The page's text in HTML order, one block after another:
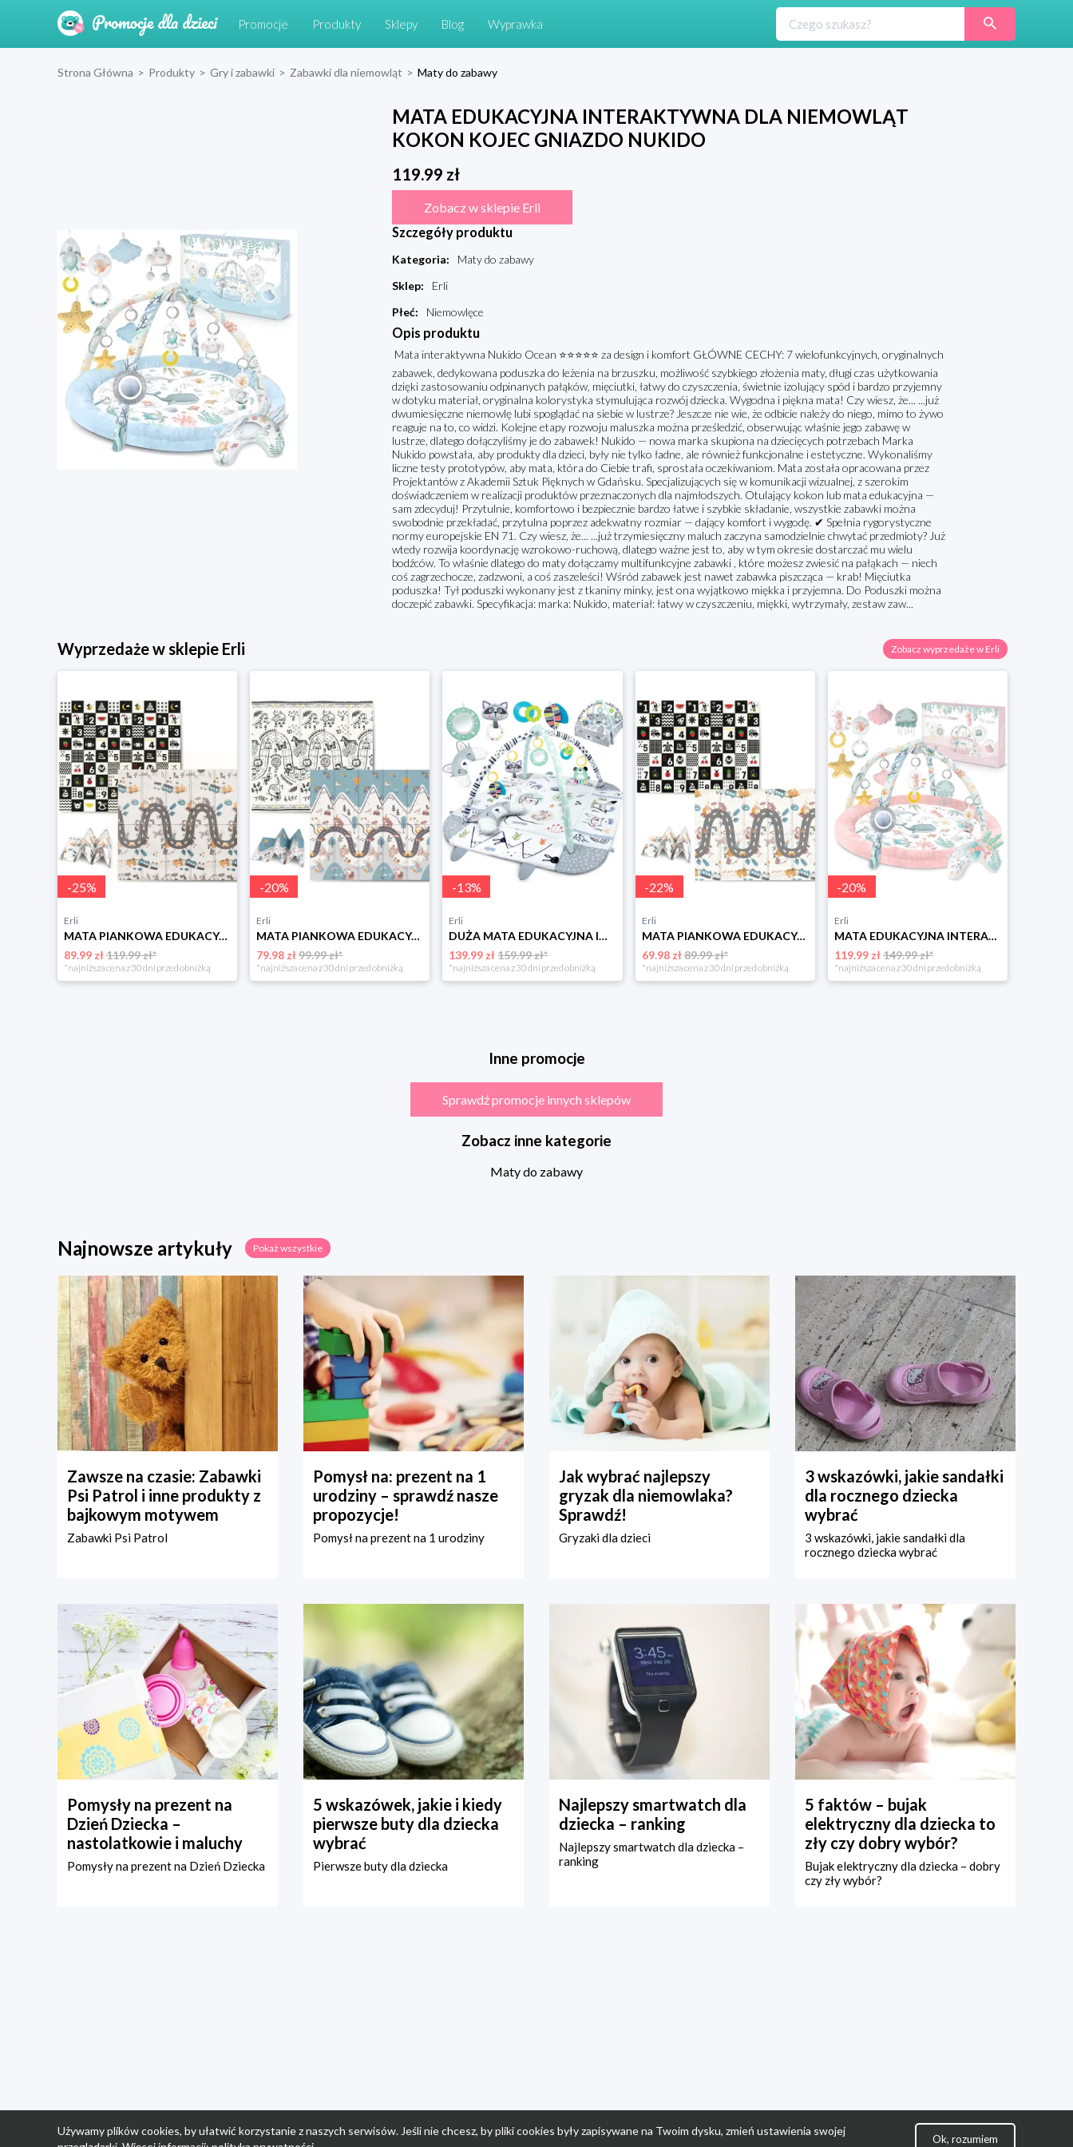
Promocje Produkty Sklepy Blog Wyprawka
Strona Główna > Produkty > Gry i zabawki > Zabawki dla niemowląt > Maty do zabawy
MATA EDUKACYJNA INTERAKTYWNA DLA NIEMOWLĄT
KOKON KOJEC GNIAZDO NUKIDO
119.99 zł
Zobacz w sklepie Erli
Szczegóły produktu
Kategoria:
Maty do zabawy
Sklep:
Erli
Płeć: Niemowlęce
Opis produktu
Mata interaktywna Nukido Ocean ⭐⭐⭐⭐⭐ za design i komfort GŁÓWNE CECHY: 7 wielofunkcyjnych, oryginalnych
zabawek, dedykowana poduszka do leżenia na brzuszku, możliwość szybkiego złożenia maty, długi czas użytkowania
dzięki zastosowaniu odpinanych pałąków, mięciutki, łatwy do czyszczenia, świetnie izolujący spód i bardzo przyjemny
w dotyku materiał, oryginalna kolorystyka stymulująca rozwój dziecka. Wygodna i piękna mata! Czy wiesz, że... ...już
dwumiesięczne niemowlę lubi spoglądać na siebie w lustrze? Jeszcze nie wie, że odbicie należy do niego, mimo to żywo
reaguje na to, co widzi. Kolejne etapy rozwoju maluszka można prześledzić, obserwując właśnie jego zabawę w
lustrze, dlatego dołączyliśmy je do zabawek! Nukido — nowa marka skupiona na dziecięcych potrzebach Marka
Nukido powstała, aby produkty dla dzieci, były nie tylko ładne, ale również funkcjonalne i estetyczne. Wykonaliśmy
liczne testy prototypów, aby mata, która do Ciebie trafi, sprostała oczekiwaniom. Mata została opracowana przez
Projektantów z Akademii Sztuk Pięknych w Gdańsku. Specjalizujących się w komunikacji wizualnej, z szerokim
doświadczeniem w realizacji produktów przeznaczonych dla najmłodszych. Otulający kokon lub mata edukacyjna —
sam zdecyduj! Przytulnie, komfortowo i bezpiecznie bardzo łatwe i szybkie składanie, wszystkie zabawki można
swobodnie przekładać, przytulna poprzez adekwatny rozmiar — dający komfort i wygodę. ✔ Spełnia rygorystyczne
normy europejskie EN 71. Czy wiesz, że... ...już trzymiesięczny maluch zaczyna samodzielnie chwytać przedmioty? Już
wtedy rozwija koordynację wzrokowo-ruchową, dlatego ważne jest to, aby w tym okresie dostarczać mu wielu
bodźców. To właśnie dlatego do maty dołączamy multifunkcyjne zabawki , które możesz zwiesić na pałąkach — niech
coś zagrzechocze, zadzwoni, a coś zaszeleści! Wśród zabawek jest nawet zabawka piszcząca — krab! Mięciutka
poduszka! Tył poduszki wykonany jest z tkaniny minky, jest ona wyjątkowo miękka i przyjemna. Do Poduszki można
doczepić zabawki. Specyfikacja: marka: Nukido, materiał: łatwy w czyszczeniu, miękki, wytrzymały, zestaw zaw...
Wyprzedaże w sklepie Erli Zobacz wyprzedaże w Erli
-25%
Erli
MATA PIANKOWA EDUKACYJNA SKŁADANA DLA DZIECI DUŻA 180x200 PIANKA XPE NUKIDO
89.99 zł119.99 zł*
*najniższa cena z 30 dni przed obniżką
-20%
Erli
MATA PIANKOWA EDUKACYJNA SKŁADANA DLA DZIECI DUŻA 180x200 PIANKA XPE NUKIDO
79.98 zł99.99 zł*
*najniższa cena z 30 dni przed obniżką
-13%
Erli
DUŻA MATA EDUKACYJNA INTERAKTYWNA DLA DZIECI RICOKIDS SZARA z PODUSZKĄ
139.99 zł159.99 zł*
*najniższa cena z 30 dni przed obniżką
-22%
Erli
MATA PIANKOWA EDUKACYJNA SKŁADANA DLA DZIECI DUŻA 150x200 DWUSTRONNA NUKIDO
69.98 zł89.99 zł*
*najniższa cena z 30 dni przed obniżką
-20%
Erli
MATA EDUKACYJNA INTERAKTYWNA DLA NIEMOWLĄT KOKON KOJEC GNIAZDO NUKIDO
119.99 zł149.99 zł*
*najniższa cena z 30 dni przed obniżką
Inne promocje
Sprawdź promocje innych sklepów
Zobacz inne kategorie
Maty do zabawy
Najnowsze artykuły Pokaż wszystkie
Zawsze na czasie: Zabawki
Psi Patrol i inne produkty z
bajkowym motywem
Zabawki Psi Patrol
Pomysł na: prezent na 1
urodziny – sprawdź nasze
propozycje!
Pomysł na prezent na 1 urodziny
Jak wybrać najlepszy
gryzak dla niemowlaka?
Sprawdź!
Gryzaki dla dzieci
3 wskazówki, jakie sandałki
dla rocznego dziecka
wybrać
3 wskazówki, jakie sandałki dla
rocznego dziecka wybrać
Pomysły na prezent na
Dzień Dziecka –
nastolatkowie i maluchy
Pomysły na prezent na Dzień Dziecka
5 wskazówek, jakie i kiedy
pierwsze buty dla dziecka
wybrać
Pierwsze buty dla dziecka
Najlepszy smartwatch dla
dziecka – ranking
Najlepszy smartwatch dla dziecka –
ranking
5 faktów – bujak
elektryczny dla dziecka to
zły czy dobry wybór?
Bujak elektryczny dla dziecka – dobry
czy zły wybór?
Używamy plików cookies, by ułatwić korzystanie z naszych serwisów. Jeśli nie chcesz, by pliki cookies były zapisywane na Twoim dysku, zmień ustawienia swojej
Ok, rozumiem